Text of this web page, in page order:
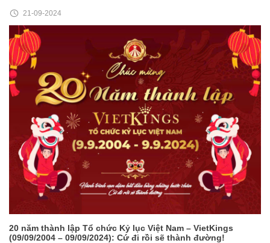
21-09-2024
20 năm thành lập Tổ chức Kỷ lục Việt Nam – VietKings
(09/09/2004 – 09/09/2024): Cứ đi rồi sẽ thành đường!